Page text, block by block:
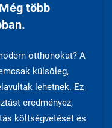
több
otthonokat? A
külsőleg,
lehetnek. Ez
eredményez,
költségvetését és